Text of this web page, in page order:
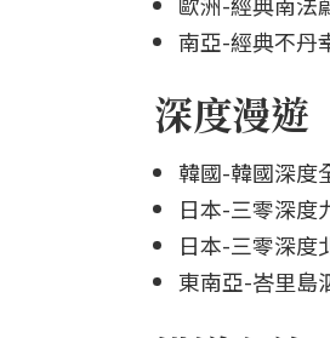
南亞-經典不丹
深度漫遊
韓國-韓國深度
日本-三零深度
日本-三零深度
東南亞-峇里島